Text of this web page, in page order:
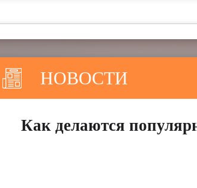
НОВОСТИ
Как делаются